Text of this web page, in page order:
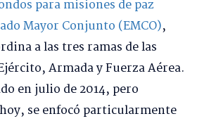
para misiones de paz
Mayor Conjunto (EMCO),
a las tres ramas de las
Armada y Fuerza Aérea.
en julio de 2014, pero
se enfocó particularmente